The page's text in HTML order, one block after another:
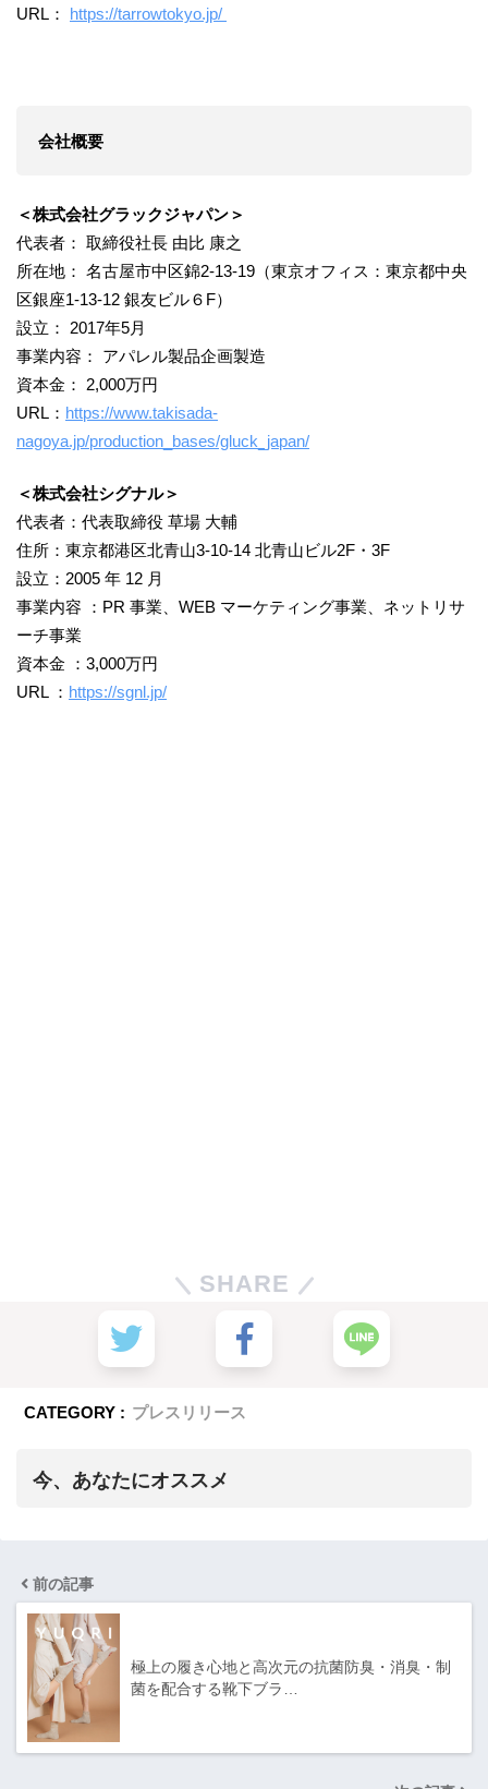
URL：
https://tarrowtokyo.jp/
会社概要
＜株式会社グラックジャパン＞
代表者： 取締役社長 由比 康之
所在地： 名古屋市中区錦2-13-19（東京オフィス：東京都中央
区銀座1-13-12 銀友ビル６F）
設立： 2017年5月
事業内容： アパレル製品企画製造
資本金： 2,000万円
URL： https://www.takisada-
nagoya.jp/production_bases/gluck_japan/
＜株式会社シグナル＞
代表者：代表取締役 草場 大輔
住所：東京都港区北青山3-10-14 北青山ビル2F・3F
設立：2005 年 12 月
事業内容 ：PR 事業、WEB マーケティング事業、ネットリサ
ーチ事業
資本金 ：3,000万円
URL ： https://sgnl.jp/
SHARE
CATEGORY : プレスリリース
今、あなたにオススメ
前の記事
極上の履き心地と高次元の抗菌防臭・消臭・制
菌を配合する靴下ブラ…